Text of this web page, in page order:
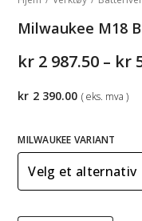
Milwaukee M18
kr 2 987.50 – kr
MILWAUKEE VARIANT
kr 2 390.00 ( eks. mva )